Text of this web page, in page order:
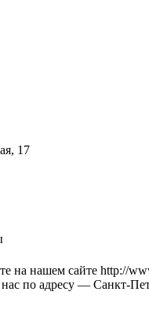
17
нашем сайте http://
по адресу — Санкт-